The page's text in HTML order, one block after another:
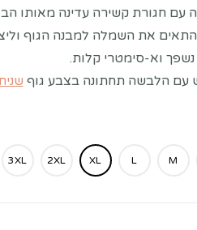
עם חגורת קשירה עדינה מאותו
את השמלה למבנה הגוף
וא-סימטרי קלות.
עם הלבשה תחתונה בצבע גוף
M
L
XL
2XL
3XL